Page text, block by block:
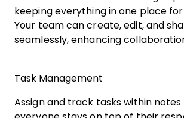
keeping everything in one place
Your team can create, edit, and
seamlessly, enhancing
Task Management
Assign and track tasks within notes